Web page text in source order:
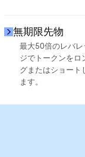
無期限先物
最大50倍のレバレ
ジでトークンをロ
グまたはショート
ます。